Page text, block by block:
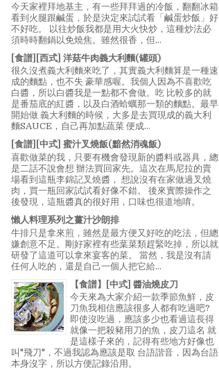
今天家裡拜地基主，有一些拜拜過的冷飯，翻翻冰箱
看到火腿跟鹹蛋，於是決定來試試看「鹹蛋炒飯」好
不好吃。 以往炒飯我都是用大火快炒，這種炒法必
須時時翻鍋以免燒焦。雖然很香，但...
[食譜][西式] 洋菇牛肉義大利麵(罐頭)
很久沒煮義大利麵來吃了，其實義大利麵算是一種速
成的麵點，也不失 豪華感喔。我個人因為不喜歡吃
白醬，所以白醬我是一點都不會做。吃 比較多的就
是番茄底的紅醬，以及白酒蛤蠣那一類的麵點。最早
開始做 義大利麵的時候，大多是去買現成的義大利
麵SAUCE，自己再加點蔬菜 便成...
[食譜][中式] 蜜汁叉燒飯(黯然消魂飯)
喜歡做菜的我，只要有機會發現新的醬料或器具，總
是二話不說會想 辦法買回家先。這次在馬尼拉的賣
場看到這瓶李錦記叉燒醬， 想說沒有在家做過叉燒
肉，買一瓶回家試試看好像不錯。 後來實際操作之
後發現，這瓶醬真的很好用，口味也很道地唷。
懶人料理系列之薑汁沙朗排
牛排只是拿來煎，雖然是最方便又好吃的吃法，但總
嫌創意不足。剛好家裡有些葉菜類趕緊吃掉，所以就
研發了這道可以拿來宴客的菜。 當然，我是沒有請
任何人吃的，還是自己一個人把它給...
【食譜】[中式] 醬油燒皮刀
今天來為大家介紹一款季節魚鮮，皮
刀魚我相信應該很多人都有吃過吧?
即使沒吃過，應該多少也看過這長得
就像一把殺豬用刀的魚，皮刀這名 就
是這樣子來的，記得有些地方好像也
叫"飛刀"，不過我認為應該是取 台語諧音，因為台語
本身沒字，所以方便記錄沿用。